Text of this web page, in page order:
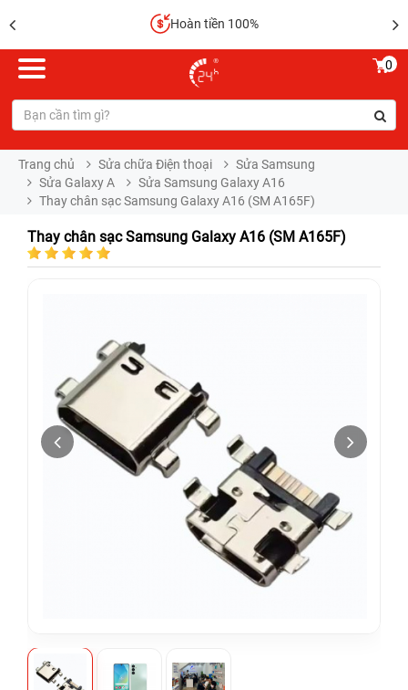
Hoàn tiền 100%
0
Trang chủ Sửa chữa Điện thoại
Sửa Samsung
Sửa Galaxy A
Sửa Samsung Galaxy A16
Thay chân sạc Samsung Galaxy A16 (SM A165F)
Thay chân sạc Samsung Galaxy A16 (SM A165F)